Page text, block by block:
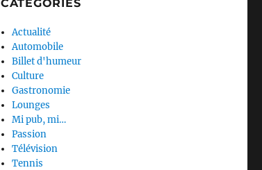
CATEGORIES
Actualité
Automobile
Billet d'humeur
Culture
Gastronomie
Lounges
Mi pub, mi…
Passion
Télévision
Tennis